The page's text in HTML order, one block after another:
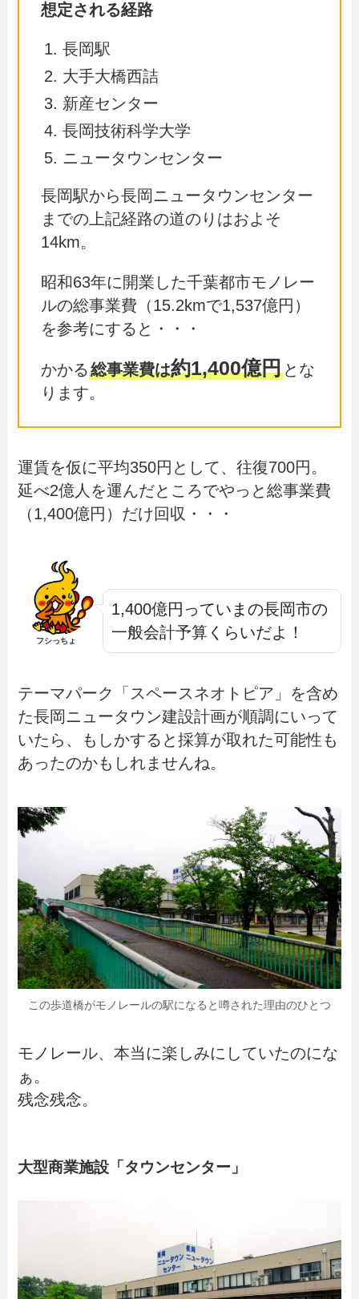
想定される経路
長岡駅
大手大橋西詰
新産センター
長岡技術科学大学
ニュータウンセンター
長岡駅から長岡ニュータウンセンター
までの上記経路の道のりはおよそ
14km。
昭和63年に開業した千葉都市モノレー
ルの総事業費（15.2kmで1,537億円）
を参考にすると・・・
かかる総事業費は約1,400億円 とな
ります。
運賃を仮に平均350円として、往復700円。
延べ2億人を運んだところでやっと総事業費
（1,400億円）だけ回収・・・
フシっちょ
1,400億円っていまの長岡市の
一般会計予算くらいだよ！
テーマパーク「スペースネオトピア」を含め
た長岡ニュータウン建設計画が順調にいって
いたら、もしかすると採算が取れた可能性も
あったのかもしれませんね。
この歩道橋がモノレールの駅になると噂された理由のひとつ
モノレール、本当に楽しみにしていたのにな
ぁ。
残念残念。
大型商業施設「タウンセンター」